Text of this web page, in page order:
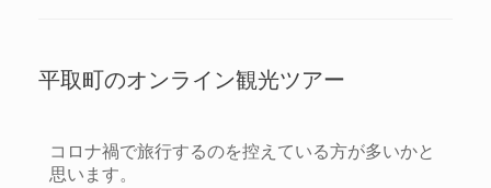
平取町のオンライン観光ツアー
コロナ禍で旅行するのを控えている方が多いかと
思います。